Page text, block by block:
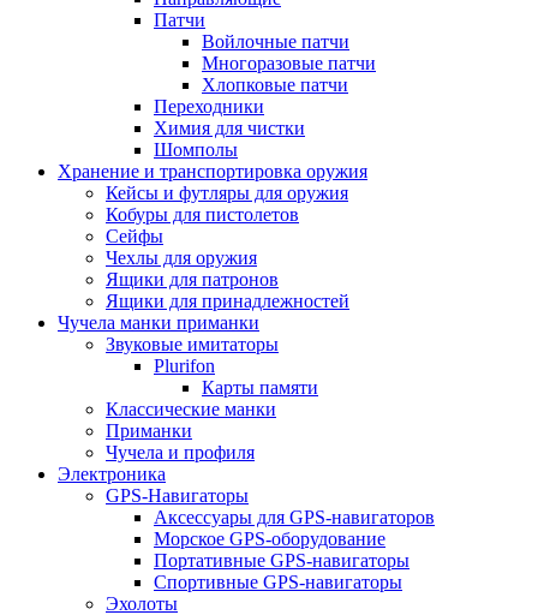
Патчи
Войлочные патчи
Многоразовые патчи
Хлопковые патчи
Переходники
Химия для чистки
Шомполы
Хранение и транспортировка оружия
Кейсы и футляры для оружия
Кобуры для пистолетов
Сейфы
Чехлы для оружия
Ящики для патронов
Ящики для принадлежностей
Чучела манки приманки
Звуковые имитаторы
Plurifon
Карты памяти
Классические манки
Приманки
Чучела и профиля
Электроника
GPS-Навигаторы
Аксессуары для GPS-навигаторов
Морское GPS-оборудование
Портативные GPS-навигаторы
Спортивные GPS-навигаторы
Эхолоты